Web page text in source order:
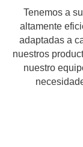
Tenemos a
altamente
adaptadas a
nuestros
nuestro